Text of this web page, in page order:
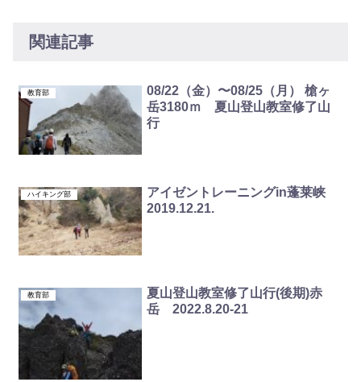
関連記事
教育部
08/22（金）〜08/25（月） 槍ヶ
岳3180ｍ 夏山登山教室修了山
行
ハイキング部
アイゼントレーニングin蓬莱峡
2019.12.21.
教育部
夏山登山教室修了山行(後期)赤
岳 2022.8.20-21